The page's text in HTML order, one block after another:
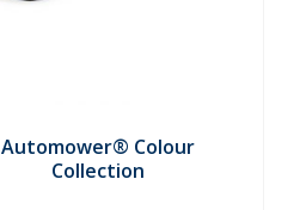
Automower® Colour
Collection